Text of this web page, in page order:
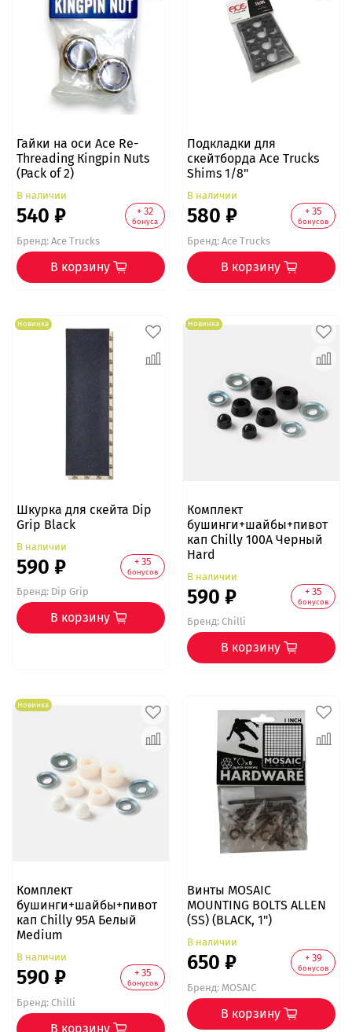
Гайки на оси Ace Re-
Threading Кingpin Nuts
(Pack of 2)
В наличии
540 ₽ + 32
бонуса
Бренд:Ace Trucks
В корзину
Подкладки для
скейтборда Ace Trucks
Shims 1/8"
В наличии
580 ₽ + 35
бонусов
Бренд:Ace Trucks
В корзину
Новинка
Шкурка для скейта Dip
Grip Black
В наличии
590 ₽ + 35
бонусов
Бренд:Dip Grip
В корзину
Новинка
Комплект
бушинги+шайбы+пивот
кап Chilly 100А Черный
Hard
В наличии
590 ₽ + 35
бонусов
Бренд:Chilli
В корзину
Новинка
Комплект
бушинги+шайбы+пивот
кап Chilly 95А Белый
Medium
В наличии
590 ₽ + 35
бонусов
Бренд:Chilli
В корзину
Винты MOSAIC
MOUNTING BOLTS ALLEN
(SS) (BLACK, 1")
В наличии
650 ₽ + 39
бонусов
Бренд:MOSAIC
В корзину